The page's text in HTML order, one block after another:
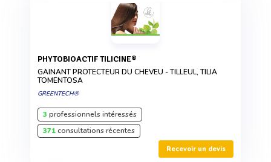
PHYTOBIOACTIF TILICINE®
GAINANT PROTECTEUR DU CHEVEU - TILLEUL, TILIA
TOMENTOSA
GREENTECH®
3 professionnels intéressés
371consultations récentes
Recevoir un devis